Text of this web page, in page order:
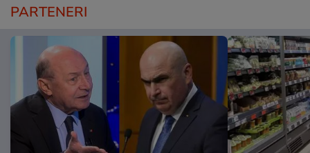
PARTENERI